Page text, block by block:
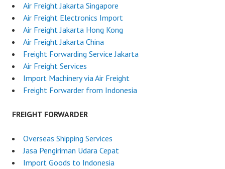
Air Freight Jakarta Singapore
Air Freight Electronics Import
Air Freight Jakarta Hong Kong
Air Freight Jakarta China
Freight Forwarding Service Jakarta
Air Freight Services
Import Machinery via Air Freight
Freight Forwarder from Indonesia
FREIGHT FORWARDER
Overseas Shipping Services
Jasa Pengiriman Udara Cepat
Import Goods to Indonesia